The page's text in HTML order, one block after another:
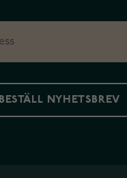
BESTÄLL NYHETSBREV